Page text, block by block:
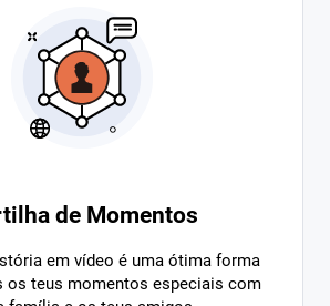
de Momentos
em vídeo é uma ótima forma
os teus momentos especiais com